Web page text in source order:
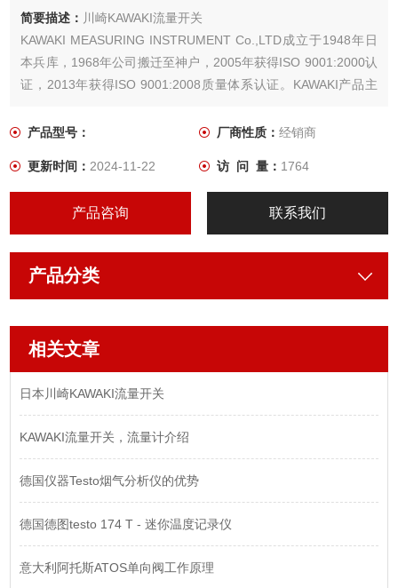
简要描述： 川崎KAWAKI流量开关
KAWAKI MEASURING INSTRUMENT Co.,LTD成立于1948年日
本兵库，1968年公司搬迁至神户，2005年获得ISO 9001:2000认
证，2013年获得ISO 9001:2008质量体系认证。KAWAKI产品主
量计，高粘度流量计，流量开关，压力计及指示器等产品。
产品型号： 厂商性质： 经销商
更新时间：2024-11-22 访 问 量： 1764
产品咨询 联系我们
产品分类
相关文章
日本川崎KAWAKI流量开关
KAWAKI流量开关，流量计介绍
德国仪器Testo烟气分析仪的优势
德国德图testo 174 T - 迷你温度记录仪
意大利阿托斯ATOS单向阀工作原理